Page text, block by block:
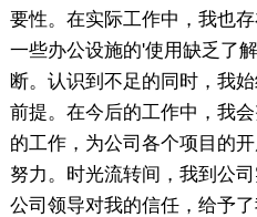
要性。在实际工作中，我也
一些办公设施的'使用缺乏了
断。认识到不足的同时，我
前提。在今后的工作中，我
的工作，为公司各个项目的
努力。时光流转间，我到公
公司领导对我的信任，给予